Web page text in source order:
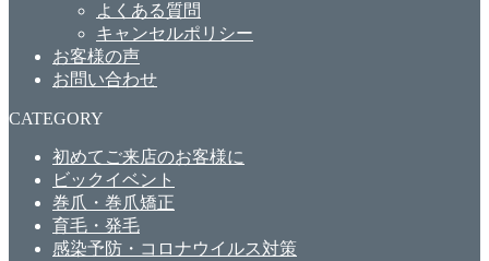
よくある質問
キャンセルポリシー
お客様の声
お問い合わせ
CATEGORY
初めてご来店のお客様に
ビックイベント
巻爪・巻爪矯正
育毛・発毛
感染予防・コロナウイルス対策